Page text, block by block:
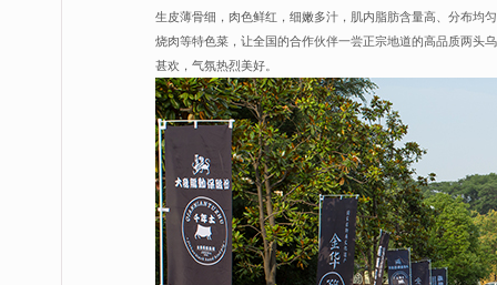
生皮薄骨细，肉色鲜红，细嫩多汁，肌内脂肪含量高、分布均
烧肉等特色菜，让全国的合作伙伴一尝正宗地道的高品质两头
甚欢，气氛热烈美好。